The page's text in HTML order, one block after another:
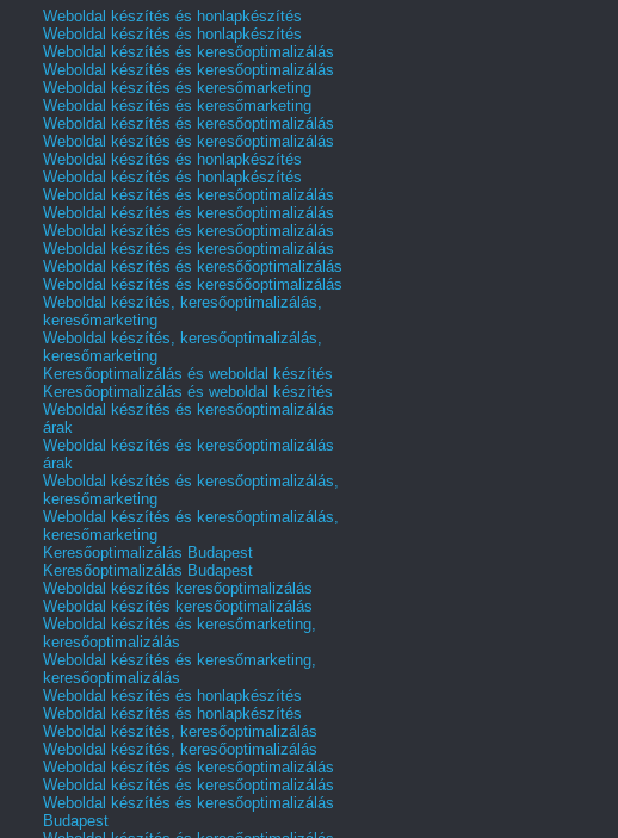
Weboldal készítés és honlapkészítés
Weboldal készítés és honlapkészítés
Weboldal készítés és keresőoptimalizálás
Weboldal készítés és keresőoptimalizálás
Weboldal készítés és keresőmarketing
Weboldal készítés és keresőmarketing
Weboldal készítés és keresőoptimalizálás
Weboldal készítés és keresőoptimalizálás
Weboldal készítés és honlapkészítés
Weboldal készítés és honlapkészítés
Weboldal készítés és keresőoptimalizálás
Weboldal készítés és keresőoptimalizálás
Weboldal készítés és keresőoptimalizálás
Weboldal készítés és keresőoptimalizálás
Weboldal készítés és keresőőoptimalizálás
Weboldal készítés és keresőőoptimalizálás
Weboldal készítés, keresőoptimalizálás,
keresőmarketing
Weboldal készítés, keresőoptimalizálás,
keresőmarketing
Keresőoptimalizálás és weboldal készítés
Keresőoptimalizálás és weboldal készítés
Weboldal készítés és keresőoptimalizálás
árak
Weboldal készítés és keresőoptimalizálás
árak
Weboldal készítés és keresőoptimalizálás,
keresőmarketing
Weboldal készítés és keresőoptimalizálás,
keresőmarketing
Keresőoptimalizálás Budapest
Keresőoptimalizálás Budapest
Weboldal készítés keresőoptimalizálás
Weboldal készítés keresőoptimalizálás
Weboldal készítés és keresőmarketing,
keresőoptimalizálás
Weboldal készítés és keresőmarketing,
keresőoptimalizálás
Weboldal készítés és honlapkészítés
Weboldal készítés és honlapkészítés
Weboldal készítés, keresőoptimalizálás
Weboldal készítés, keresőoptimalizálás
Weboldal készítés és keresőoptimalizálás
Weboldal készítés és keresőoptimalizálás
Weboldal készítés és keresőoptimalizálás
Budapest